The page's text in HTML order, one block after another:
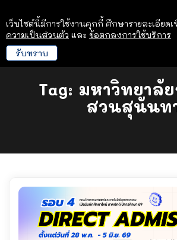
Tag: มหาวิทยาลั
สวนสุนันท
เว็บไซต์นี้มีการใช้งานคุกกี้ ศึกษารายละเอียดเ
ความเป็นส่วนตัว และ ข้อตกลงการใช้บริการ
รับทราบ